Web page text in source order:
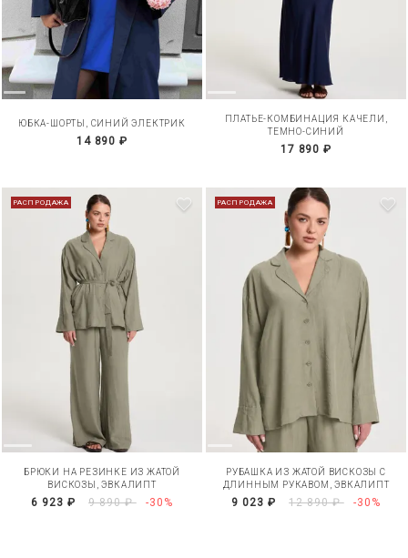
ЮБКА-ШОРТЫ, СИНИЙ ЭЛЕКТРИК
14 890 ₽
ПЛАТЬЕ-КОМБИНАЦИЯ КАЧЕЛИ,
ТЕМНО-СИНИЙ
17 890 ₽
РАСПРОДАЖА
БРЮКИ НА РЕЗИНКЕ ИЗ ЖАТОЙ
ВИСКОЗЫ, ЭВКАЛИПТ
6 923 ₽ 9 890 ₽ -30%
РАСПРОДАЖА
РУБАШКА ИЗ ЖАТОЙ ВИСКОЗЫ С
ДЛИННЫМ РУКАВОМ, ЭВКАЛИПТ
9 023 ₽ 12 890 ₽ -30%